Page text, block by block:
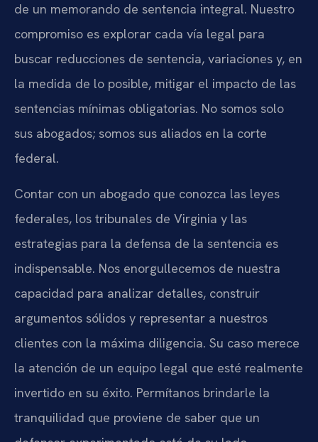
de un memorando de sentencia integral. Nuestro
compromiso es explorar cada vía legal para
buscar reducciones de sentencia, variaciones y, en
la medida de lo posible, mitigar el impacto de las
sentencias mínimas obligatorias. No somos solo
sus abogados; somos sus aliados en la corte
federal.
Contar con un abogado que conozca las leyes
federales, los tribunales de Virginia y las
estrategias para la defensa de la sentencia es
indispensable. Nos enorgullecemos de nuestra
capacidad para analizar detalles, construir
argumentos sólidos y representar a nuestros
clientes con la máxima diligencia. Su caso merece
la atención de un equipo legal que esté realmente
invertido en su éxito. Permítanos brindarle la
tranquilidad que proviene de saber que un